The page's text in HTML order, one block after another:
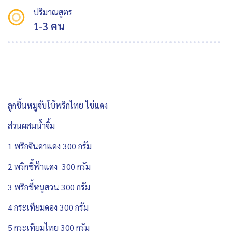
ปริมาณสูตร
1-3 คน
ลูกชิ้นหมูจับโบ้พริกไทย ไข่แดง
ส่วนผสมน้ำจิ้ม
1 พริกจินดาแดง 300 กรัม
2 พริกชี้ฟ้าแดง 300 กรัม
3 พริกขี้หนูสวน 300 กรัม
4 กระเทียมดอง 300 กรัม
5 กระเทียมไทย 300 กรัม